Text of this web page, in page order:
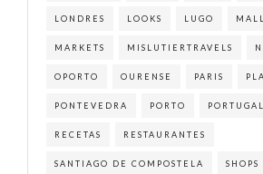
LONDRES LOOKS LUGO
MARKETS MISLUTIERTRAVELS
OPORTO OURENSE PARIS
PONTEVEDRA PORTO PORTUGAL
RECETAS RESTAURANTES
SANTIAGO DE COMPOSTELA SHOPS